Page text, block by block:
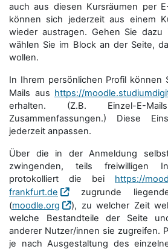
auch aus diesen Kursräumen per
können sich jederzeit aus einem
wieder austragen. Gehen Sie
wählen Sie im Block an der Seite,
wollen.
In Ihrem persönlichen Profil können
Mails aus https://
erhalten. (Z.B. Einzel-E-
Zusammenfassungen.) Diese
jederzeit anpassen.
Über die in der Anmeldung
zwingenden, teils freiwilligen
protokolliert die bei https://
frankfurt.de
zugrunde
(moodle.org
), zu welcher Zeit
welche Bestandteile der Seite
anderer Nutzer/innen sie zugreifen.
je nach Ausgestaltung des